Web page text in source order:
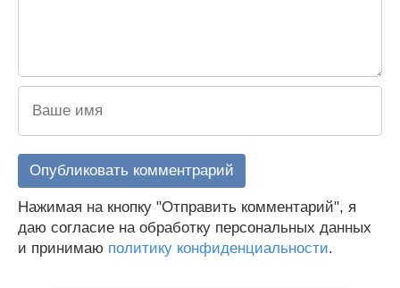
Нажимая на кнопку "Отправить комментарий", я
даю согласие на обработку персональных данных
и принимаю политику конфиденциальности.